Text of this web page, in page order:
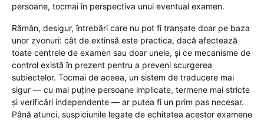
persoane, tocmai în perspectiva unui eventual examen.
Rămân, desigur, întrebări care nu pot fi tranșate doar pe baza
unor zvonuri: cât de extinsă este practica, dacă afectează
toate centrele de examen sau doar unele, și ce mecanisme de
control există în prezent pentru a preveni scurgerea
subiectelor. Tocmai de aceea, un sistem de traducere mai
sigur — cu mai puține persoane implicate, termene mai stricte
și verificări independente — ar putea fi un prim pas necesar.
Până atunci, suspiciunile legate de echitatea acestor examene